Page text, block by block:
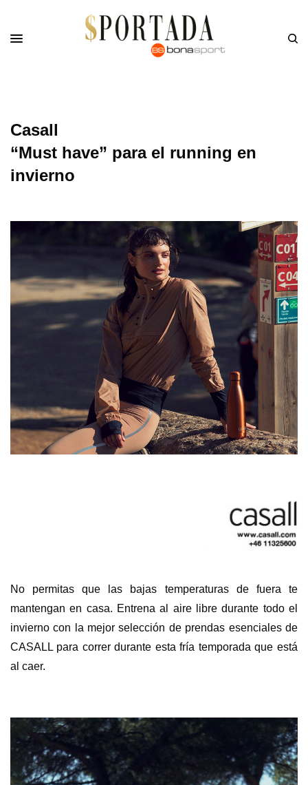
Casall
“Must have” para el running en
invierno
No permitas que las bajas temperaturas de fuera te
mantengan en casa. Entrena al aire libre durante todo el
invierno con la mejor selección de prendas esenciales de
CASALL para correr durante esta fría temporada que está
al caer.